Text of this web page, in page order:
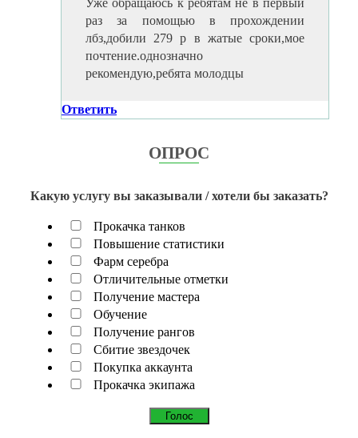
Уже обращаюсь к ребятам не в первый
раз за помощью в прохождении
лбз,добили 279 р в жатые сроки,мое
почтение.однозначно
рекомендую,ребята молодцы
Ответить
ОПРОС
Какую услугу вы заказывали / хотели бы заказать?
Прокачка танков
Повышение статистики
Фарм серебра
Отличительные отметки
Получение мастера
Обучение
Получение рангов
Сбитие звездочек
Покупка аккаунта
Прокачка экипажа